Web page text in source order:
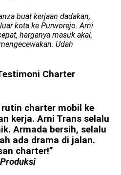
buat kerjaan dadakan,
kota ke Purworejo. Arni
harganya masuk akal,
Udah
Charter
charter mobil ke
kerja. Arni Trans selalu
Armada bersih, selalu
ada drama di jalan.
charter!”